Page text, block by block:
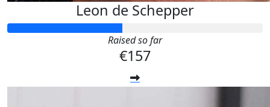
Leon de Schepper
Raised so far
€157